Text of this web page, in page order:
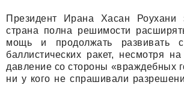
Президент Ирана Хасан Роухани
страна полна решимости
мощь и продолжать развивать
баллистических ракет, несмотря
давление со стороны «враждебных
ни у кого не спрашивали